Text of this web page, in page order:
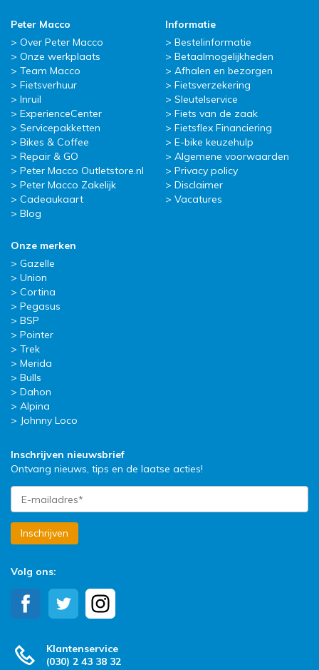
Peter Macco
Over Peter Macco
Onze werkplaats
Team Macco
Fietsverhuur
Inruil
ExperienceCenter
Servicepakketten
Bikes & Coffee
Repair & GO
Peter Macco Outletstore.nl
Peter Macco Zakelijk
Cadeaukaart
Blog
Informatie
Bestelinformatie
Betaalmogelijkheden
Afhalen en bezorgen
Fietsverzekering
Sleutelservice
Fiets van de zaak
Fietsflex Financiering
E-bike keuzehulp
Algemene voorwaarden
Privacy policy
Disclaimer
Vacatures
Onze merken
Gazelle
Union
Cortina
Pegasus
BSP
Pointer
Trek
Merida
Bulls
Dahon
Alpina
Johnny Loco
Inschrijven nieuwsbrief
Ontvang nieuws, tips en de laatse acties!
Inschrijven
Volg ons:
Klantenservice
(030) 2 43 38 32